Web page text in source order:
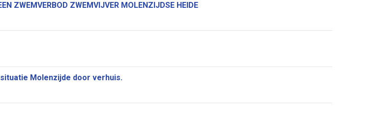
ZWEMVERBOD ZWEMVIJVER MOLENZIJDSE HEIDE
Molenzijde door verhuis.